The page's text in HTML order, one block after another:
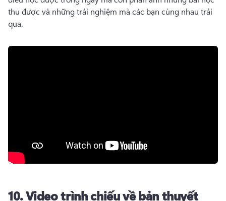
thu được và những trải nghiệm mà các bạn cùng nhau trải
qua.
10.Video trình chiếu về bản thuyết